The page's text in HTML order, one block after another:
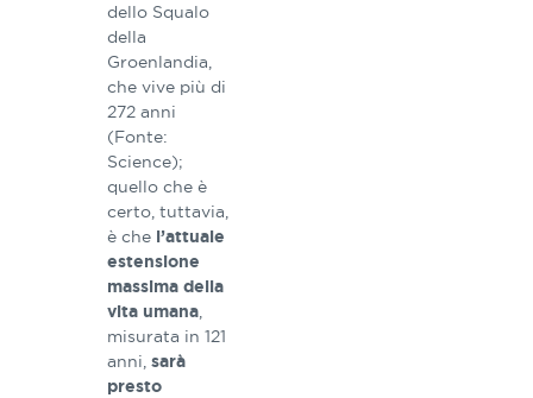
dello Squalo
della
Groenlandia,
che vive più di
272 anni
(Fonte:
Science);
quello che è
certo, tuttavia,
è che l’attuale
estensione
massima della
vita umana,
misurata in 121
anni, sarà
presto